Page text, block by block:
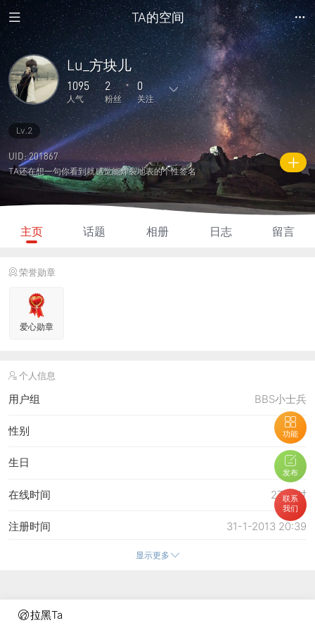
拉黑Ta
TA的空间
功能
发布
联系
我们
Lu_方块儿
1095
人气
2
粉丝
0
关注
6
主题
5
回复
0
日志
0
相册
0
好友
2 0
关注
0
说说
1095
人气
120
积分
Lv.2
UID: 201867
TA还在想一句你看到就感觉能炸裂地表的个性签名
主页 话题 相册 日志 留言
荣誉勋章
爱心勋章
个人信息
用户组 BBS小士兵
保密
性别
-
生日
27 小时
在线时间
31-1-2013 20:39
注册时间
上次发表时间
显示更多